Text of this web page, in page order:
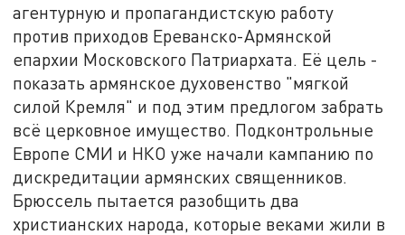
агентурную и пропагандистскую работу
против приходов Ереванско-Армянской
епархии Московского Патриархата. Её цель -
показать армянское духовенство "мягкой
силой Кремля" и под этим предлогом забрать
всё церковное имущество. Подконтрольные
Европе СМИ и НКО уже начали кампанию по
дискредитации армянских священников.
Брюссель пытается разобщить два
христианских народа, которые веками жили в